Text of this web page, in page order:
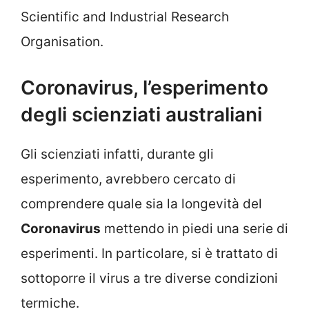
Scientific and Industrial Research
Organisation.
Coronavirus, l’esperimento
degli scienziati australiani
Gli scienziati infatti, durante gli
esperimento, avrebbero cercato di
comprendere quale sia la longevità del
Coronavirus mettendo in piedi una serie di
esperimenti. In particolare, si è trattato di
sottoporre il virus a tre diverse condizioni
termiche.